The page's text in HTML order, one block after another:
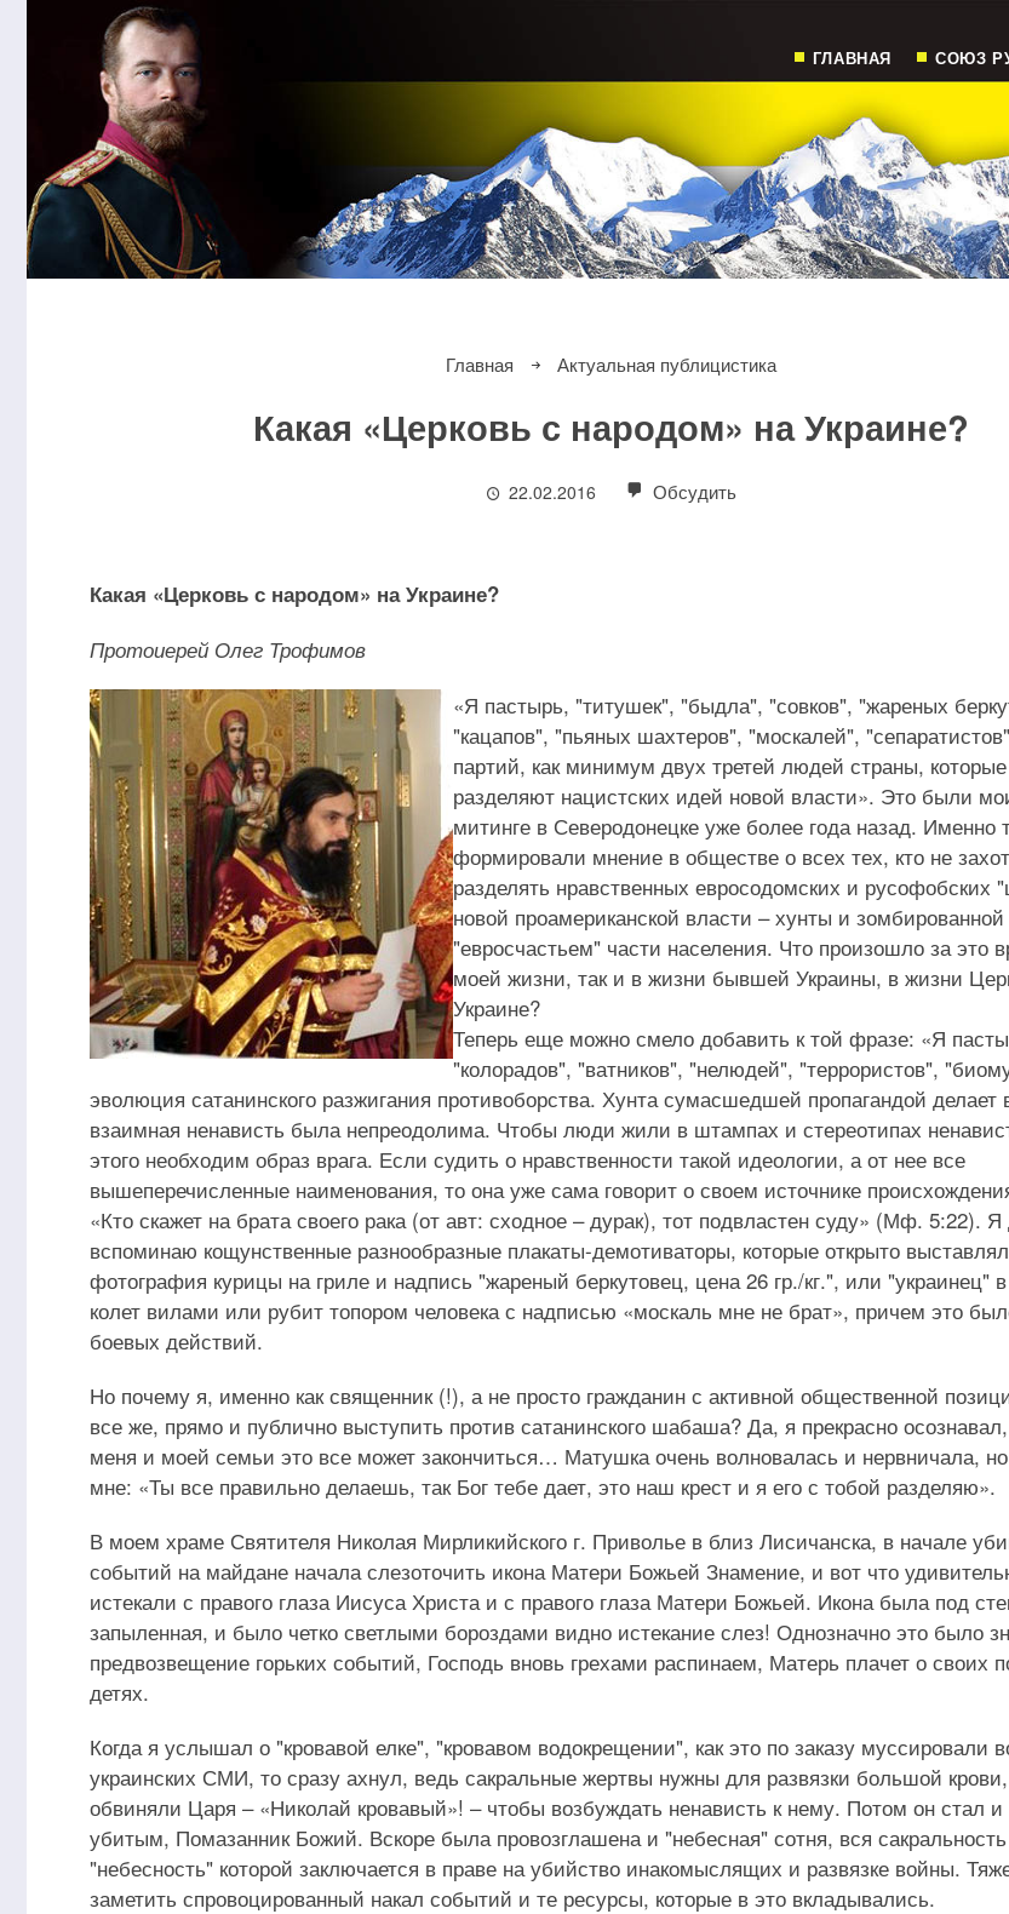
ГЛАВНАЯ СОЮЗ
Главная Актуальная публицистика
Какая «Церковь с народом» на Украине?
22.02.2016 Обсудить
Какая «Церковь с народом» на Украине?
Протоиерей Олег Трофимов
«Я пастырь, "титушек", "быдла", "совков", "жареных
"кацапов", "пьяных шахтеров", "москалей",
партий, как минимум двух третей людей страны,
разделяют нацистских идей новой власти». Это были
митинге в Северодонецке уже более года назад. Именно
формировали мнение в обществе о всех тех, кто не
разделять нравственных евросодомских и русофобских
новой проамериканской власти – хунты и зомбированной
"евросчастьем" части населения. Что произошло за это
моей жизни, так и в жизни бывшей Украины, в жизни
Украине?
Теперь еще можно смело добавить к той фразе: «Я
"колорадов", "ватников", "нелюдей", "террористов",
эволюция сатанинского разжигания противоборства. Хунта сумасшедшей пропагандой делает
взаимная ненависть была непреодолима. Чтобы люди жили в штампах и стереотипах
этого необходим образ врага. Если судить о нравственности такой идеологии, а от нее все
вышеперечисленные наименования, то она уже сама говорит о своем источнике
«Кто скажет на брата своего рака (от авт: сходное – дурак), тот подвластен суду» (Мф. 5:22).
вспоминаю кощунственные разнообразные плакаты-демотиваторы, которые открыто
фотография курицы на гриле и надпись "жареный беркутовец, цена 26 гр./кг.", или "украинец"
колет вилами или рубит топором человека с надписью «москаль мне не брат», причем это
боевых действий.
Но почему я, именно как священник (!), а не просто гражданин с активной общественной
все же, прямо и публично выступить против сатанинского шабаша? Да, я прекрасно
меня и моей семьи это все может закончиться… Матушка очень волновалась и нервничала,
мне: «Ты все правильно делаешь, так Бог тебе дает, это наш крест и я его с тобой разделяю».
В моем храме Святителя Николая Мирликийского г. Приволье в близ Лисичанска, в начале
событий на майдане начала слезоточить икона Матери Божьей Знамение, и вот что
истекали с правого глаза Иисуса Христа и с правого глаза Матери Божьей. Икона была под
запыленная, и было четко светлыми бороздами видно истекание слез! Однозначно это было
предвозвещение горьких событий, Господь вновь грехами распинаем, Матерь плачет о своих
детях.
Когда я услышал о "кровавой елке", "кровавом водокрещении", как это по заказу муссировали
украинских СМИ, то сразу ахнул, ведь сакральные жертвы нужны для развязки большой крови,
обвиняли Царя – «Николай кровавый»! – чтобы возбуждать ненависть к нему. Потом он стал и
убитым, Помазанник Божий. Вскоре была провозглашена и "небесная" сотня, вся
"небесность" которой заключается в праве на убийство инакомыслящих и развязке войны.
заметить спровоцированный накал событий и те ресурсы, которые в это вкладывались.